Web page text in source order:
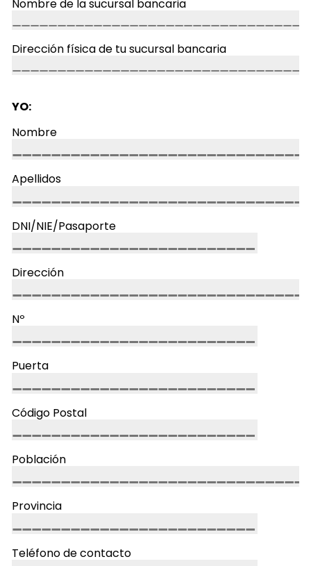
Nombre de la sucursal bancaria
Dirección física de tu sucursal bancaria
YO:
Nombre
Apellidos
DNI/NIE/Pasaporte
Dirección
Nº
Puerta
Código Postal
Población
Provincia
Teléfono de contacto